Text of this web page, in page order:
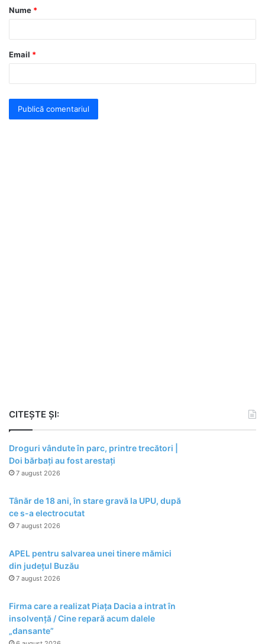
r
*
Nume *
Email *
CITEȘTE ȘI:
Droguri vândute în parc, printre trecători |
Doi bărbați au fost arestați
7 august 2026
Tânăr de 18 ani, în stare gravă la UPU, după
ce s-a electrocutat
7 august 2026
APEL pentru salvarea unei tinere mămici
din județul Buzău
7 august 2026
Firma care a realizat Piața Dacia a intrat în
insolvență / Cine repară acum dalele
„dansante”